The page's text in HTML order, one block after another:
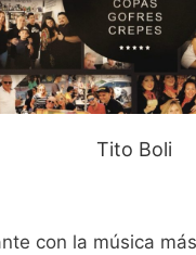
Tito Boli
con la música